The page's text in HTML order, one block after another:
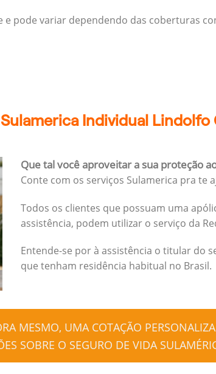
e pode variar dependendo das coberturas
Individual Lindolfo
Que tal você aproveitar a sua proteção
Conte com os serviços Sulamerica pra te
Todos os clientes que possuam uma
assistência, podem utilizar o serviço da
Entende-se por à assistência o titular do
que tenham residência habitual no Brasil.
MESMO, UMA COTAÇÃO
SOBRE O SEGURO DE VIDA